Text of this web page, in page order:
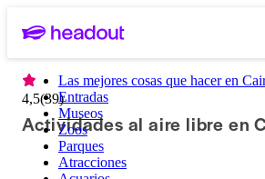
Las mejores cosas que hacer en
Entradas
Museos
Zoos
Parques
Atracciones
4,5(39)
Actividades al aire libre en